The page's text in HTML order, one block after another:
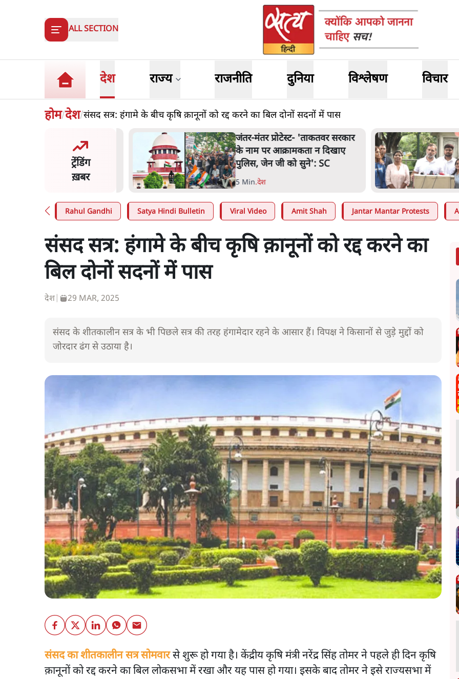
ALL SECTION
देश राज्य राजनीति दुनिया विश्लेषण विचार
होम/देश/संसद सत्र: हंगामे के बीच कृषि क़ानूनों को रद्द करने का बिल दोनों सदनों में पास
ट्रेंडिंग
ख़बर
समिति-मेटा की बैठकः मार्क
ने भारत सरकार से माफी
जंतर-मंतर प्रोटेस्ट- 'ताकतवर सरकार
के नाम पर आक्रामकता न दिखाए
पुलिस, जेन जी को सुने': SC
5 Min.देश
Rahul Gandhi Satya Hindi Bulletin Viral Video Amit Shah Jantar Mantar Protests
संसद सत्र: हंगामे के बीच कृषि क़ानूनों को रद्द करने का
बिल दोनों सदनों में पास
देश 29 MAR, 2025
संसद के शीतकालीन सत्र के भी पिछले सत्र की तरह हंगामेदार रहने के आसार हैं। विपक्ष ने किसानों से जुड़े मुद्दों को
जोरदार ढंग से उठाया है।
संसद का शीतकालीन सत्र सोमवारसे शुरू हो गया है। केंद्रीय कृषि मंत्री नरेंद्र सिंह तोमर ने पहले ही दिन कृषि
क़ानूनों को रद्द करने का बिल लोकसभा में रखा और यह पास हो गया। इसके बाद तोमर ने इसे राज्यसभा में